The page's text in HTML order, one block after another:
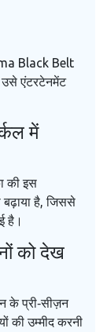
Black Belt
उसे एंटरटेनमेंट
में
की इस
है, जिससे
है।
को देख
के प्री‑सीज़न
की उम्मीद करनी